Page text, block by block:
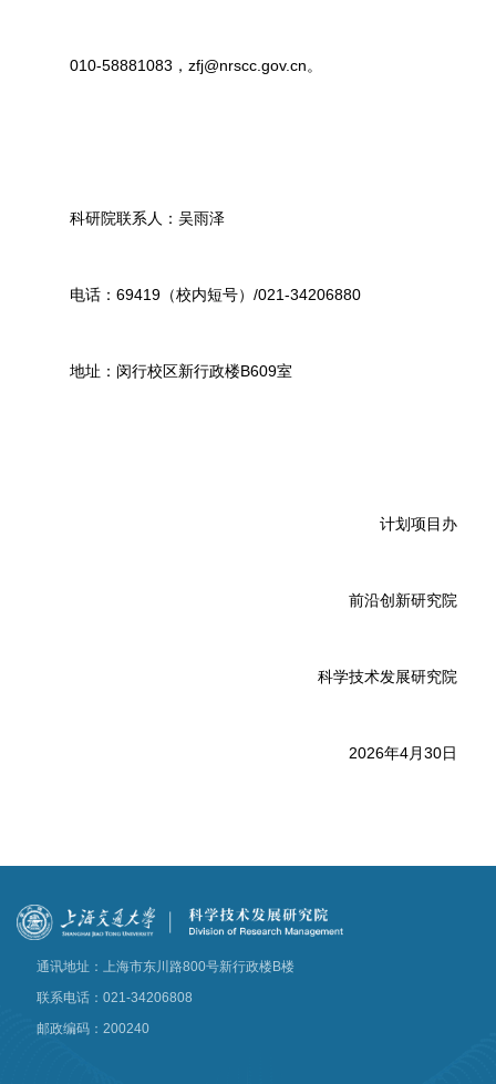
010-58881083，zfj@nrscc.gov.cn。
科研院联系人：吴雨泽
电话：69419（校内短号）/021-34206880
地址：闵行校区新行政楼B609室
计划项目办
前沿创新研究院
科学技术发展研究院
2026年4月30日
通讯地址：上海市东川路800号新行政楼B楼
联系电话：021-34206808
邮政编码：200240